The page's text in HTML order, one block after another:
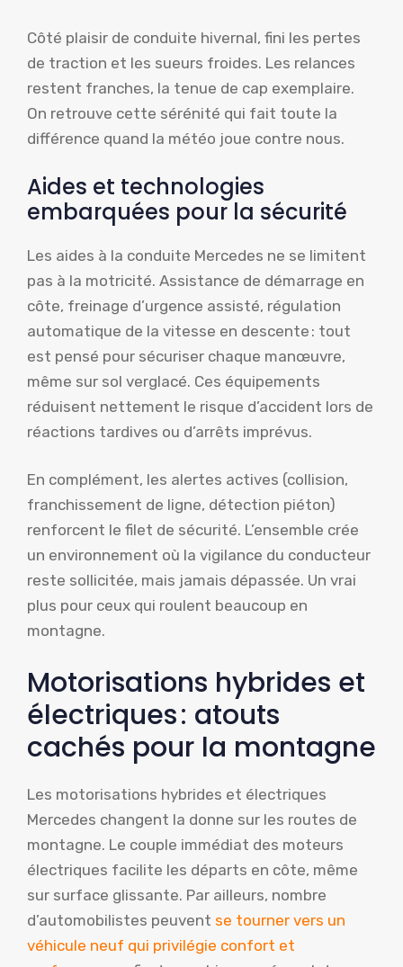
Côté plaisir de conduite hivernal, fini les pertes
de traction et les sueurs froides. Les relances
restent franches, la tenue de cap exemplaire.
On retrouve cette sérénité qui fait toute la
différence quand la météo joue contre nous.
Aides et technologies
embarquées pour la sécurité
Les aides à la conduite Mercedes ne se limitent
pas à la motricité. Assistance de démarrage en
côte, freinage d’urgence assisté, régulation
automatique de la vitesse en descente : tout
est pensé pour sécuriser chaque manœuvre,
même sur sol verglacé. Ces équipements
réduisent nettement le risque d’accident lors de
réactions tardives ou d’arrêts imprévus.
En complément, les alertes actives (collision,
franchissement de ligne, détection piéton)
renforcent le filet de sécurité. L’ensemble crée
un environnement où la vigilance du conducteur
reste sollicitée, mais jamais dépassée. Un vrai
plus pour ceux qui roulent beaucoup en
montagne.
Motorisations hybrides et
électriques : atouts
cachés pour la montagne
Les motorisations hybrides et électriques
Mercedes changent la donne sur les routes de
montagne. Le couple immédiat des moteurs
électriques facilite les départs en côte, même
sur surface glissante. Par ailleurs, nombre
d’automobilistes peuvent se tourner vers un
véhicule neuf qui privilégie confort et